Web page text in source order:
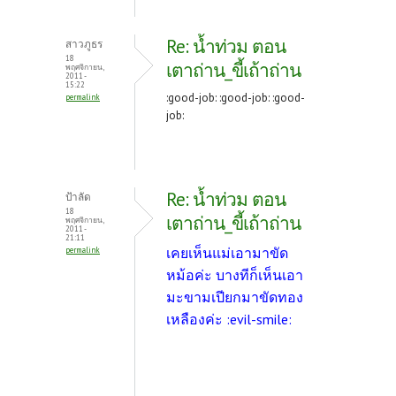
สาวภูธร
18
พฤศจิกายน,
2011 -
15:22
permalink
Re: น้ำท่วม ตอน
เตาถ่าน_ขี้เถ้าถ่าน
:good-job: :good-job: :good-
job:
ป้าลัด
18
พฤศจิกายน,
2011 -
21:11
permalink
Re: น้ำท่วม ตอน
เตาถ่าน_ขี้เถ้าถ่าน
เคยเห็นแม่เอามาขัด
หม้อค่ะ บางทีก็เห็นเอา
มะขามเปียกมาขัดทอง
เหลืองค่ะ :evil-smile: